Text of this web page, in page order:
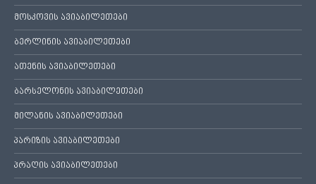
მოსკოვის ავიაბილეთები
ბერლინის ავიაბილეთები
ათენის ავიაბილეთები
ბარსელონის ავიაბილეთები
მილანის ავიაბილეთები
პარიზის ავიაბილეთები
პრაღის ავიაბილეთები